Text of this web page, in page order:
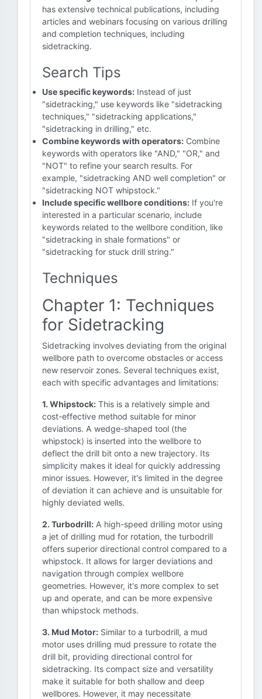
has extensive technical publications, including
articles and webinars focusing on various drilling
and completion techniques, including
sidetracking.
Search Tips
Use specific keywords: Instead of just
"sidetracking," use keywords like "sidetracking
techniques," "sidetracking applications,"
"sidetracking in drilling," etc.
Combine keywords with operators: Combine
keywords with operators like "AND," "OR," and
"NOT" to refine your search results. For
example, "sidetracking AND well completion" or
"sidetracking NOT whipstock."
Include specific wellbore conditions: If you're
interested in a particular scenario, include
keywords related to the wellbore condition, like
"sidetracking in shale formations" or
"sidetracking for stuck drill string."
Techniques
Chapter 1: Techniques
for Sidetracking
Sidetracking involves deviating from the original
wellbore path to overcome obstacles or access
new reservoir zones. Several techniques exist,
each with specific advantages and limitations:
1. Whipstock: This is a relatively simple and
cost-effective method suitable for minor
deviations. A wedge-shaped tool (the
whipstock) is inserted into the wellbore to
deflect the drill bit onto a new trajectory. Its
simplicity makes it ideal for quickly addressing
minor issues. However, it's limited in the degree
of deviation it can achieve and is unsuitable for
highly deviated wells.
2. Turbodrill: A high-speed drilling motor using
a jet of drilling mud for rotation, the turbodrill
offers superior directional control compared to a
whipstock. It allows for larger deviations and
navigation through complex wellbore
geometries. However, it's more complex to set
up and operate, and can be more expensive
than whipstock methods.
3. Mud Motor: Similar to a turbodrill, a mud
motor uses drilling mud pressure to rotate the
drill bit, providing directional control for
sidetracking. Its compact size and versatility
make it suitable for both shallow and deep
wellbores. However, it may necessitate